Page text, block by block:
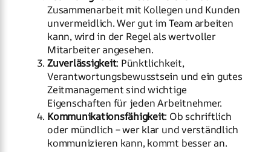
Zusammenarbeit mit Kollegen und Kunden
unvermeidlich. Wer gut im Team arbeiten
kann, wird in der Regel als wertvoller
Mitarbeiter angesehen.
Zuverlässigkeit: Pünktlichkeit,
Verantwortungsbewusstsein und ein gutes
Zeitmanagement sind wichtige
Eigenschaften für jeden Arbeitnehmer.
Kommunikationsfähigkeit: Ob schriftlich
oder mündlich – wer klar und verständlich
kommunizieren kann, kommt besser an.